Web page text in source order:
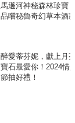
馬遜河神秘森林珍寶：
品嚐秘魯奇幻草本酒款
醉愛蒂芬妮，獻上月亮
寶石最愛你！2024情人
節抽好禮！